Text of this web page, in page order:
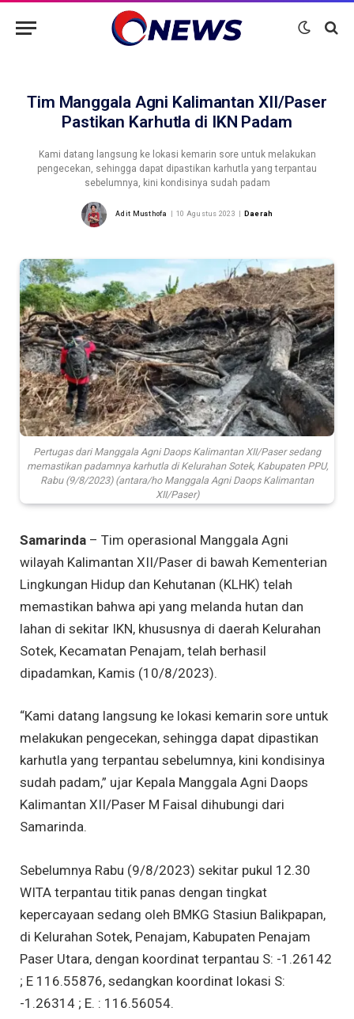
Tim Manggala Agni Kalimantan XII/Paser
Pastikan Karhutla di IKN Padam
Kami datang langsung ke lokasi kemarin sore untuk melakukan
pengecekan, sehingga dapat dipastikan karhutla yang terpantau
sebelumnya, kini kondisinya sudah padam
Adit Musthofa 10 Agustus 2023 Daerah
Pertugas dari Manggala Agni Daops Kalimantan XII/Paser sedang
memastikan padamnya karhutla di Kelurahan Sotek, Kabupaten PPU,
Rabu (9/8/2023) (antara/ho Manggala Agni Daops Kalimantan
XII/Paser)
Samarinda – Tim operasional Manggala Agni
wilayah Kalimantan XII/Paser di bawah Kementerian
Lingkungan Hidup dan Kehutanan (KLHK) telah
memastikan bahwa api yang melanda hutan dan
lahan di sekitar IKN, khususnya di daerah Kelurahan
Sotek, Kecamatan Penajam, telah berhasil
dipadamkan, Kamis (10/8/2023).
“Kami datang langsung ke lokasi kemarin sore untuk
melakukan pengecekan, sehingga dapat dipastikan
karhutla yang terpantau sebelumnya, kini kondisinya
sudah padam,” ujar Kepala Manggala Agni Daops
Kalimantan XII/Paser M Faisal dihubungi dari
Samarinda.
Sebelumnya Rabu (9/8/2023) sekitar pukul 12.30
WITA terpantau titik panas dengan tingkat
kepercayaan sedang oleh BMKG Stasiun Balikpapan,
di Kelurahan Sotek, Penajam, Kabupaten Penajam
Paser Utara, dengan koordinat terpantau S: -1.26142
; E 116.55876, sedangkan koordinat lokasi S:
-1.26314 ; E. : 116.56054.